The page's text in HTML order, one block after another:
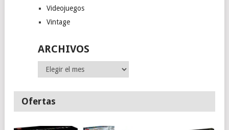
Videojuegos
Vintage
ARCHIVOS
Archivos
Ofertas